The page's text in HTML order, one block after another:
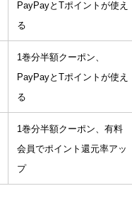
PayPayとTポイントが使え
る
1巻分半額クーポン、
PayPayとTポイントが使え
る
1巻分半額クーポン、有料
会員でポイント還元率アッ
プ